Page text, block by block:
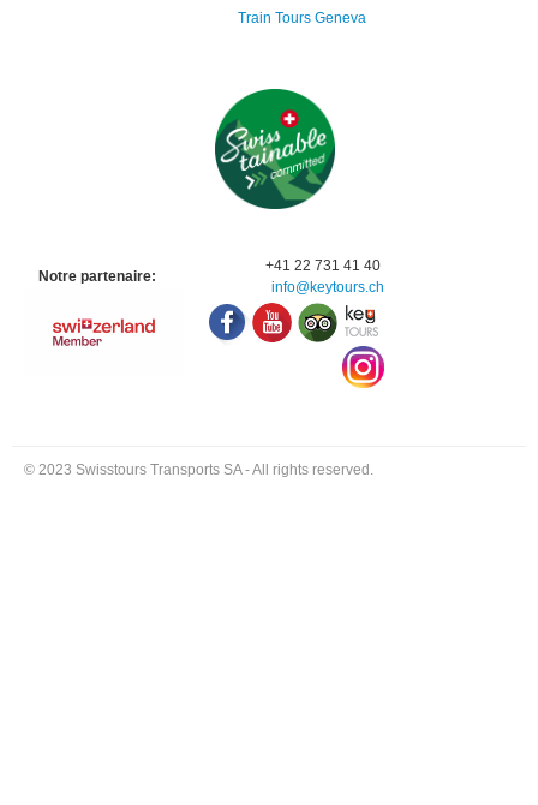
Train Tours Geneva
Notre partenaire:
+41 22 731 41 40
info@keytours.ch
© 2023 Swisstours Transports SA - All rights reserved.